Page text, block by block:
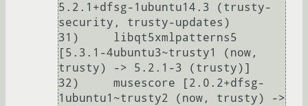
5.2.1+dfsg-1ubuntu14.3 (trusty-
security, trusty-updates)
31)     libqt5xmlpatterns5
[5.3.1-4ubuntu3~trusty1 (now,
trusty) -> 5.2.1-3 (trusty)]
32)     musescore [2.0.2+dfsg-
1ubuntu1~trusty2 (now, trusty) ->